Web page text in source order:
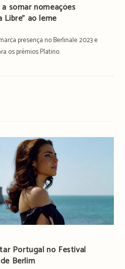
somar nomeações
Libre” ao leme
presença no Berlinale 2023 e
os prémios Platino.
Portugal no Festival
Berlim